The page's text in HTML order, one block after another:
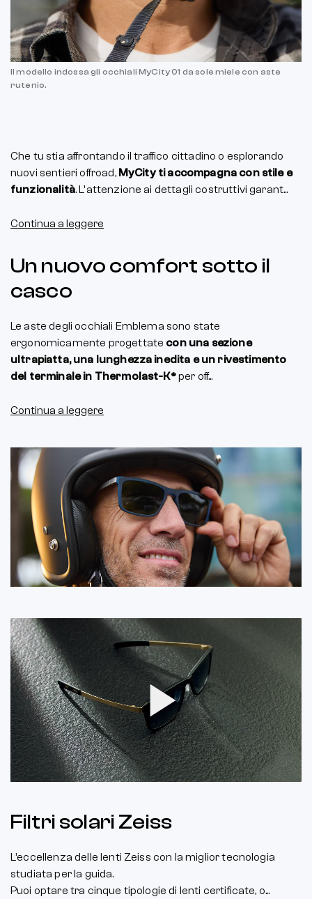
Il modello indossa gli occhiali MyCity 01 da sole miele con aste
rutenio.
Che tu stia affrontando il traffico cittadino o esplorando
nuovi sentieri offroad, MyCity ti accompagna con stile e
funzionalità. L'attenzione ai dettagli costruttivi garant...
Continua a leggere
Un nuovo comfort sotto il
casco
Le aste degli occhiali Emblema sono state
ergonomicamente progettate con una sezione
ultrapiatta, una lunghezza inedita e un rivestimento
del terminale in Thermolast-K®per off...
Continua a leggere
Play
Video
Filtri solari Zeiss
L’eccellenza delle lenti Zeiss con la miglior tecnologia
studiata per la guida.
Puoi optare tra cinque tipologie di lenti certificate, o...